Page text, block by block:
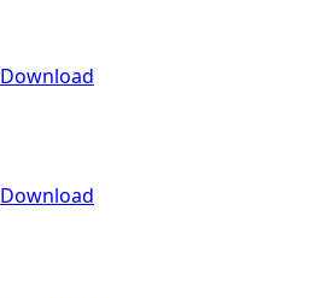
Download
Download